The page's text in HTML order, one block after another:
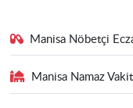
Manisa Nöbetçi
Manisa Namaz